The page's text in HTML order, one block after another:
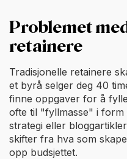
Problemet
retainere
Tradisjonelle retainere
et byrå selger deg 40
finne oppgaver for å
ofte til "fyllmasse" i form
strategi eller
skifter fra hva som
opp budsjettet.